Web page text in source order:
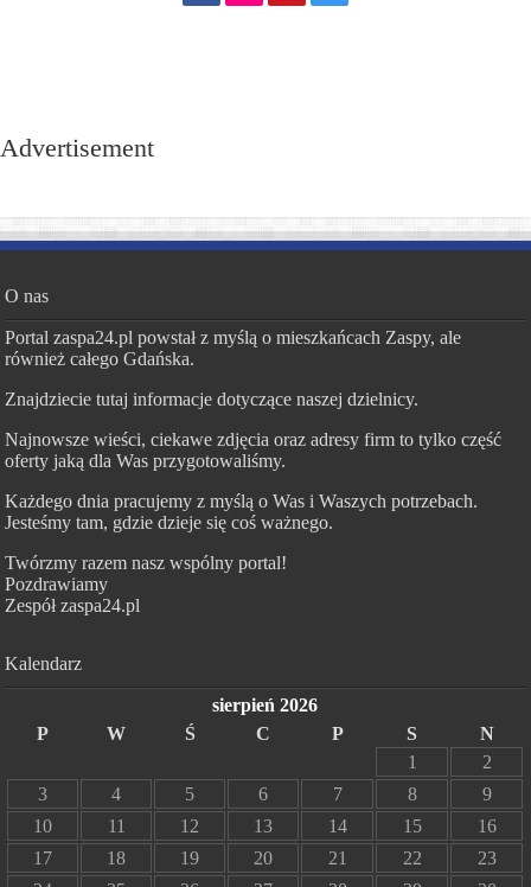
Advertisement
O nas
Portal zaspa24.pl powstał z myślą o mieszkańcach Zaspy, ale
również całego Gdańska.
Znajdziecie tutaj informacje dotyczące naszej dzielnicy.
Najnowsze wieści, ciekawe zdjęcia oraz adresy firm to tylko część
oferty jaką dla Was przygotowaliśmy.
Każdego dnia pracujemy z myślą o Was i Waszych potrzebach.
Jesteśmy tam, gdzie dzieje się coś ważnego.
Twórzmy razem nasz wspólny portal!
Pozdrawiamy
Zespół zaspa24.pl
Kalendarz
sierpień 2026
P
W Ś C P S
N
1
2
3
4 5 6 7 8
9
10
11 12 13 14 15
16
17
18 19 20 21 22
23